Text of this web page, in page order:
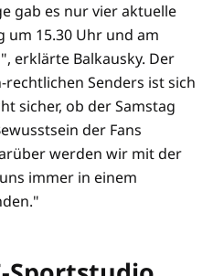
gab es nur vier aktuelle
um 15.30 Uhr und am
erklärte Balkausky. Der
Senders ist sich
sicher, ob der Samstag
der Fans
werden wir mit der
immer in einem